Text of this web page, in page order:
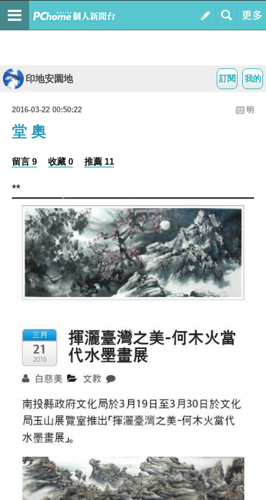
我的
訂閱
印地安園地
2016-03-22 00:50:22 明
堂 奧
留言 9 收藏 0 推薦 11
**